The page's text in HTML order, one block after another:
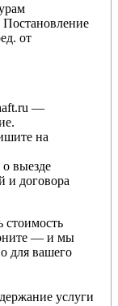
от
—
на
выезде
и договора
стоимость
— и мы
для вашего
услуги